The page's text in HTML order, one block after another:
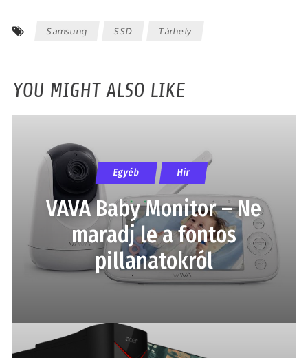
Samsung SSD Tárhely
YOU MIGHT ALSO LIKE
Egyéb Hír
VAVA Baby Monitor – Ne
maradj le a fontos
pillanatokról